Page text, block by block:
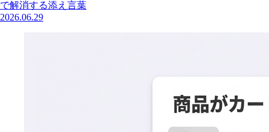
で解消する添え言葉
2026.06.29